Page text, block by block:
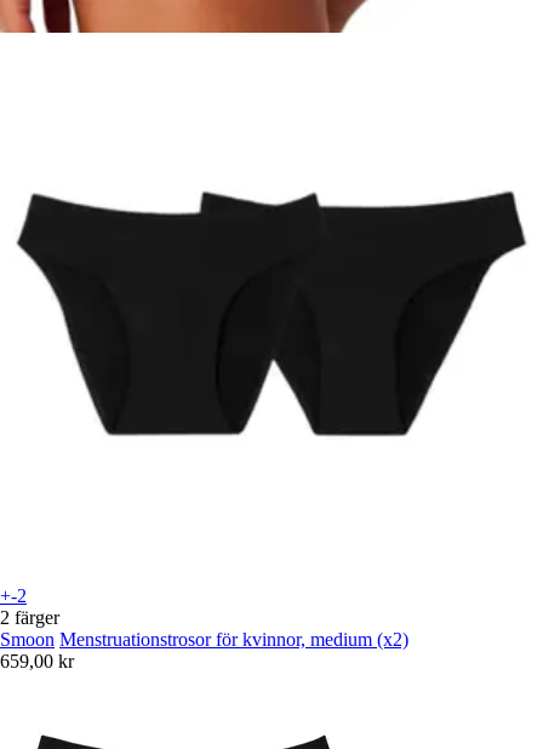
+-2
2 färger
Smoon Menstruationstrosor för kvinnor, medium (x2)
659,00 kr